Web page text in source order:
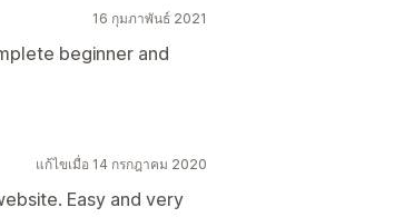
16 กุมภาพันธ์ 2021
beginner and
แก้ไขเมื่อ 14 กรกฎาคม 2020
Easy and very